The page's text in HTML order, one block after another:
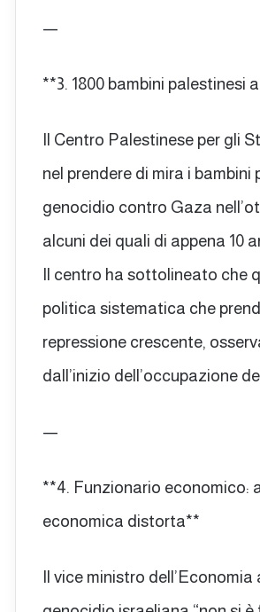
—
**3. 1800 bambini palestinesi
Il Centro Palestinese per gli
nel prendere di mira i
genocidio contro Gaza
alcuni dei quali di appena 10
Il centro ha sottolineato che
politica sistematica che
repressione crescente,
dall’inizio dell’occupazione
—
**4. Funzionario economico:
economica distorta**
Il vice ministro